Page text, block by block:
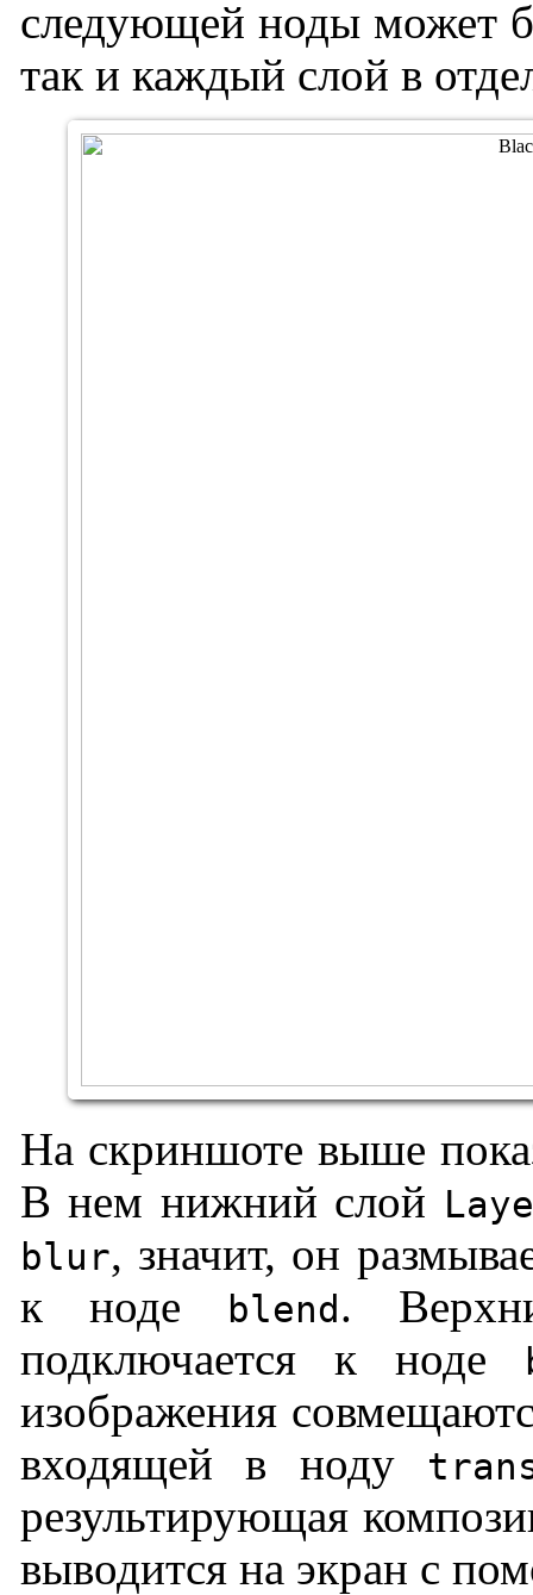
следующей ноды может
так и каждый слой в
На скриншоте выше
В нем нижний слой
blur, значит, он
к ноде
blend.
подключается к ноде
изображения
входящей в ноду
результирующая
выводится на экран с